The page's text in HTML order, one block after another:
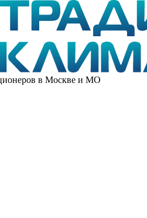
в Москве и МО